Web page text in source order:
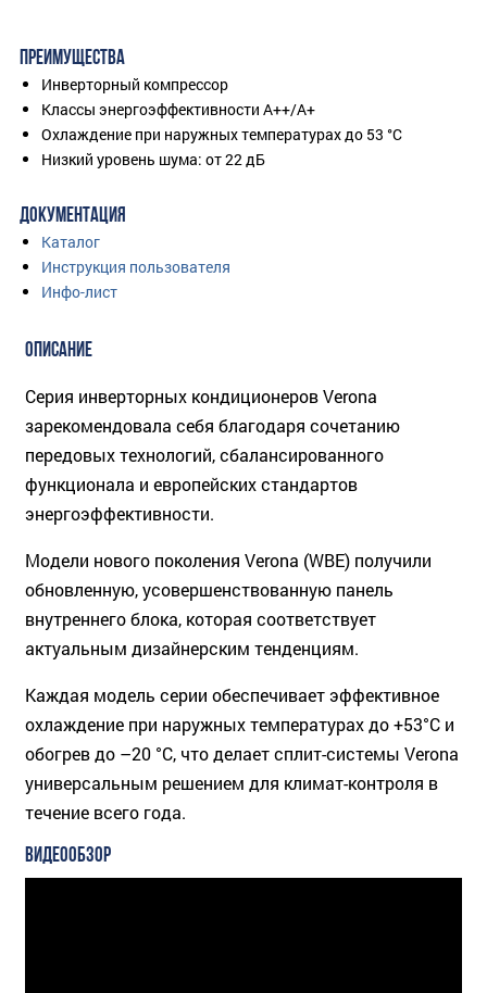
ПРЕИМУЩЕСТВА
Инверторный компрессор
Классы энергоэффективности A++/A+
Охлаждение при наружных температурах до 53 °C
Низкий уровень шума: от 22 дБ
ДОКУМЕНТАЦИЯ
Каталог
Инструкция пользователя
Инфо-лист
ОПИСАНИЕ
Серия инверторных кондиционеров Verona
зарекомендовала себя благодаря сочетанию
передовых технологий, сбалансированного
функционала и европейских стандартов
энергоэффективности.
Модели нового поколения Verona (WBE) получили
обновленную, усовершенствованную панель
внутреннего блока, которая соответствует
актуальным дизайнерским тенденциям.
Каждая модель серии обеспечивает эффективное
охлаждение при наружных температурах до +53°C и
обогрев до –20 °C, что делает сплит-системы Verona
универсальным решением для климат-контроля в
течение всего года.
ВИДЕООБЗОР